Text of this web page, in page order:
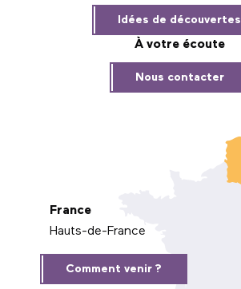
Idées de découvertes
À votre écoute
Nous contacter
France
Hauts-de-France
Comment venir ?